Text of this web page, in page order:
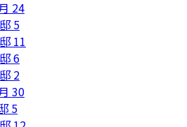
24
5
11
6
2
30
5